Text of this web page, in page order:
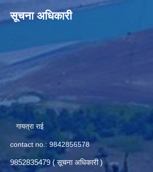
सूचना अधिकारी
गायत्रा राई
contact no.: 9842856578
9852835479 ( सूचना अधिकारी )